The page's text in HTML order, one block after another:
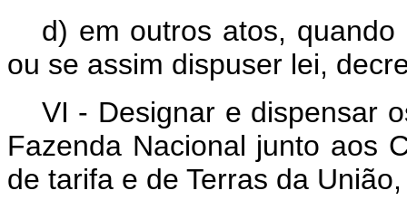
d) em outros atos,
ou se assim dispuser lei,
VI - Designar e dispensar
Fazenda Nacional junto aos
de tarifa e de Terras da